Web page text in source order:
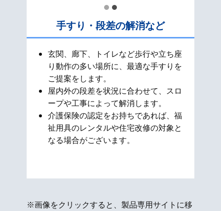
手すり・段差の解消など
玄関、廊下、トイレなど歩行や立ち座
り動作の多い場所に、最適な手すりを
ご提案をします。
屋内外の段差を状況に合わせて、スロ
ープや工事によって解消します。
介護保険の認定をお持ちであれば、福
祉用具のレンタルや住宅改修の対象と
なる場合がございます。
※画像をクリックすると、製品専用サイトに移